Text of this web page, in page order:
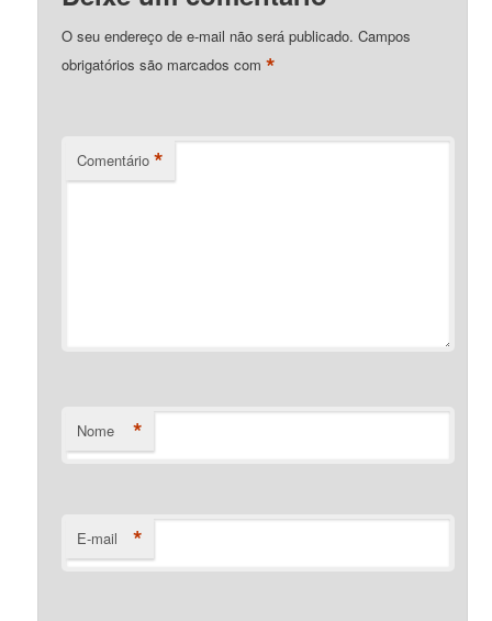
O seu endereço de e-mail não será publicado. Campos
obrigatórios são marcados com*
Comentário *
Nome *
E-mail *